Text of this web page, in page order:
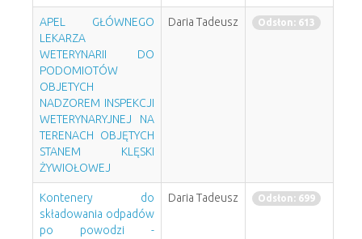
APEL GŁÓWNEGO
LEKARZA
WETERYNARII DO
PODOMIOTÓW
OBJETYCH
NADZOREM INSPEKCJI
WETERYNARYJNEJ NA
TERENACH OBJĘTYCH
STANEM KLĘSKI
ŻYWIOŁOWEJ
Daria Tadeusz Odsłon: 613
Kontenery do
składowania odpadów
po powodzi -
Daria Tadeusz Odsłon: 699